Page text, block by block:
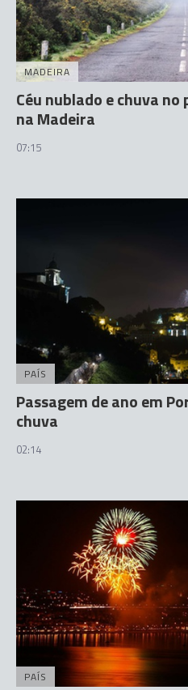
MADEIRA
Céu nublado e chuva
na Madeira
07:15
PAÍS
Passagem de ano em
chuva
02:14
PAÍS